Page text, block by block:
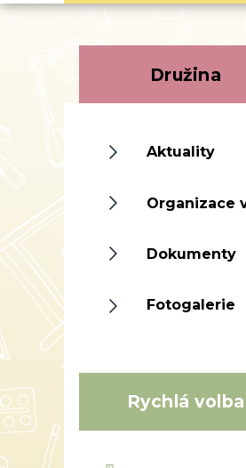
Družina
Aktuality
Organizace
Dokumenty
Fotogalerie
Rychlá volba